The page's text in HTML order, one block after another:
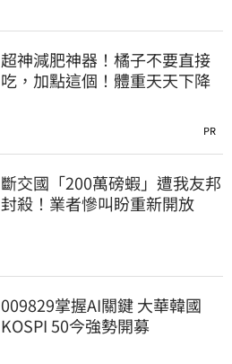
超神減肥神器！橘子不要直接
吃，加點這個！體重天天下降
PR
斷交國「200萬磅蝦」遭我友邦
封殺！業者慘叫盼重新開放
009829掌握AI關鍵 大華韓國
KOSPI 50今強勢開募